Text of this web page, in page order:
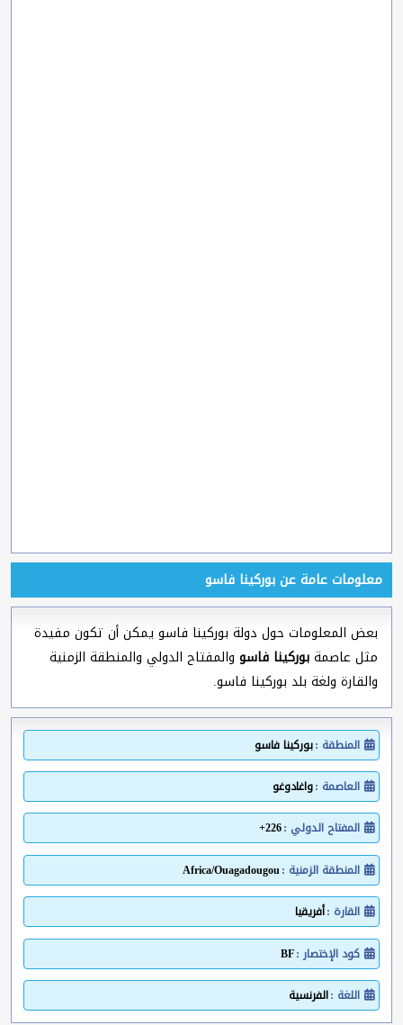
معلومات عامة عن بوركينا فاسو
بعض المعلومات حول دولة بوركينا فاسو يمكن أن تكون مفيدة
مثل عاصمةبوركينا فاسو والمفتاح الدولي والمنطقة الزمنية
والقارة ولغة بلد بوركينا فاسو.
المنطقة :بوركينا فاسو
العاصمة :واغادوغو
المفتاح الدولي :226+
المنطقة الزمنية :Africa/Ouagadougou
القارة :أفريقيا
كود الإختصار :BF
اللغة :الفرنسية